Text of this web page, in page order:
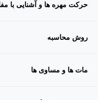
حرکت مهره ها و آشنایی با
روش محاسبه
مات ها و مساوی ها